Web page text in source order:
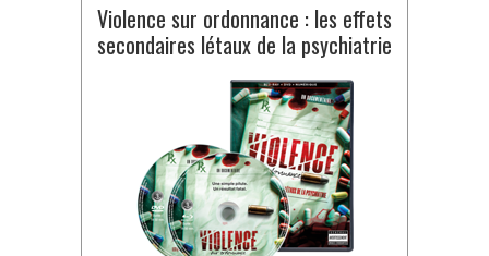
Violence sur ordonnance : les effets
secondaires létaux de la psychiatrie